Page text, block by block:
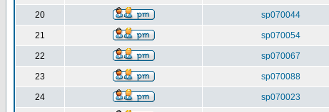
20 sp070044
21 sp070054
22 sp070067
23 sp070088
24 sp070023